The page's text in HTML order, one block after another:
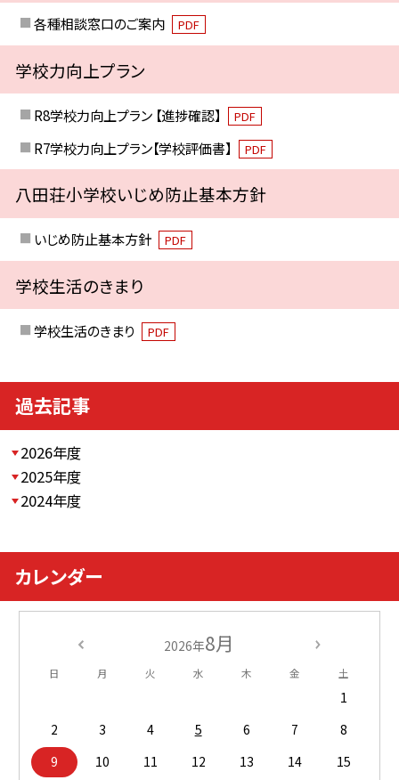
各種相談窓口のご案内 PDF
学校力向上プラン
R8学校力向上プラン 【進捗確認】 PDF
R7学校力向上プラン【学校評価書】 PDF
八田荘小学校いじめ防止基本方針
いじめ防止基本方針 PDF
学校生活のきまり
学校生活のきまり PDF
過去記事
2026年度
2025年度
2024年度
カレンダー
2026年8月
日 月 火 水 木 金 土
1
2
3 4 5 6 7
8
9
10 11 12 13 14
15